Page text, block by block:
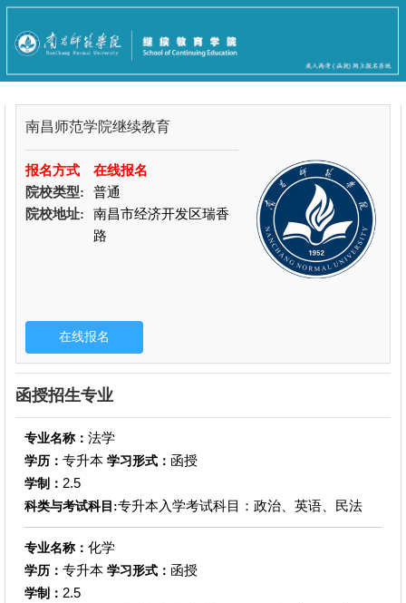
南昌师范学院继续教育
报名方式
在线报名
院校类型:
普通
院校地址:
南昌市经济开发区瑞香
路
函授招生专业
专业名称： 法学
学历： 专升本 学习形式： 函授
学制： 2.5
科类与考试科目:专升本入学考试科目：政治、英语、民法
专业名称： 化学
学历： 专升本 学习形式： 函授
学制： 2.5